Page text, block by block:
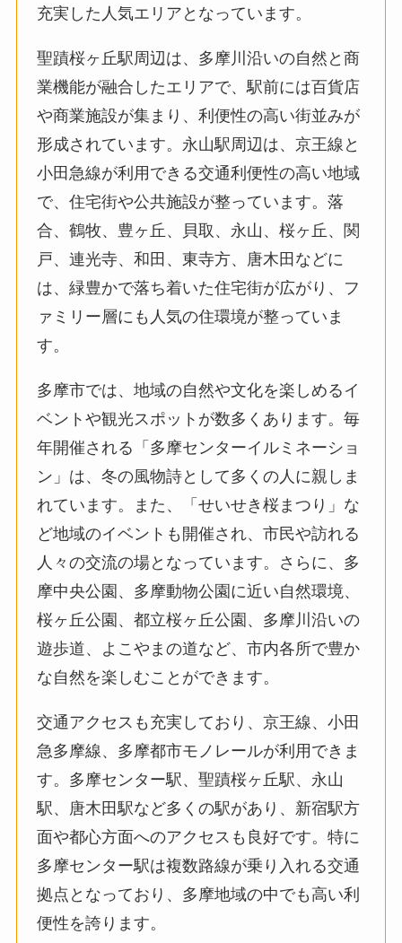
充実した人気エリアとなっています。
聖蹟桜ヶ丘駅周辺は、多摩川沿いの自然と商
業機能が融合したエリアで、駅前には百貨店
や商業施設が集まり、利便性の高い街並みが
形成されています。永山駅周辺は、京王線と
小田急線が利用できる交通利便性の高い地域
で、住宅街や公共施設が整っています。落
合、鶴牧、豊ヶ丘、貝取、永山、桜ヶ丘、関
戸、連光寺、和田、東寺方、唐木田などに
は、緑豊かで落ち着いた住宅街が広がり、フ
ァミリー層にも人気の住環境が整っていま
す。
多摩市では、地域の自然や文化を楽しめるイ
ベントや観光スポットが数多くあります。毎
年開催される「多摩センターイルミネーショ
ン」は、冬の風物詩として多くの人に親しま
れています。また、「せいせき桜まつり」な
ど地域のイベントも開催され、市民や訪れる
人々の交流の場となっています。さらに、多
摩中央公園、多摩動物公園に近い自然環境、
桜ヶ丘公園、都立桜ヶ丘公園、多摩川沿いの
遊歩道、よこやまの道など、市内各所で豊か
な自然を楽しむことができます。
交通アクセスも充実しており、京王線、小田
急多摩線、多摩都市モノレールが利用できま
す。多摩センター駅、聖蹟桜ヶ丘駅、永山
駅、唐木田駅など多くの駅があり、新宿駅方
面や都心方面へのアクセスも良好です。特に
多摩センター駅は複数路線が乗り入れる交通
拠点となっており、多摩地域の中でも高い利
便性を誇ります。